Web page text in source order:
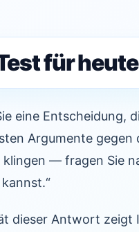
für heute
eine Entscheidung,
Argumente gegen
klingen — fragen Sie
dieser Antwort